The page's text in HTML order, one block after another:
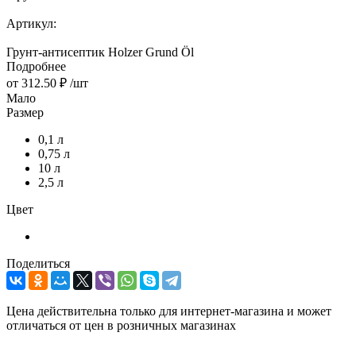
Артикул:
Грунт-антисептик Holzer Grund Öl
Подробнее
от 312.50 ₽ /шт
Мало
Размер
0,1 л
0,75 л
10 л
2,5 л
Цвет
Поделиться
Цена действительна только для интернет-магазина и может
отличаться от цен в розничных магазинах